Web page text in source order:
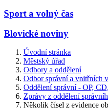
Sport a volný čas
Blovické noviny
Úvodní stránka
Městský úřad
Odbory a oddělení
Odbor správní a vnitřních
Oddělení správní - OP,
Zprávy z oddělení
Několik čísel z evidence